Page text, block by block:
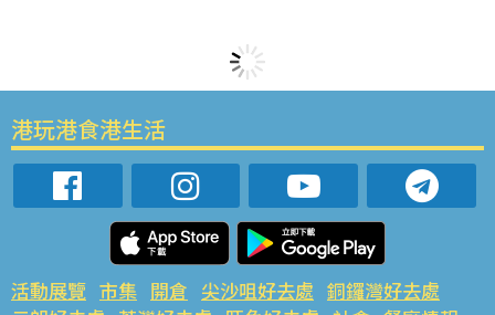
港玩港食港生活
活動展覽 市集 開倉 尖沙咀好去處 銅鑼灣好去處